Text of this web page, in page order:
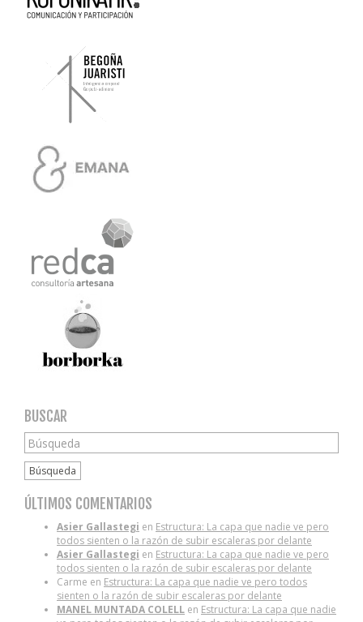
BUSCAR
Búsqueda
ÚLTIMOS COMENTARIOS
Asier Gallastegi en Estructura: La capa que nadie ve pero
todos sienten o la razón de subir escaleras por delante
Asier Gallastegi en Estructura: La capa que nadie ve pero
todos sienten o la razón de subir escaleras por delante
Carme en Estructura: La capa que nadie ve pero todos
sienten o la razón de subir escaleras por delante
MANEL MUNTADA COLELL en Estructura: La capa que nadie